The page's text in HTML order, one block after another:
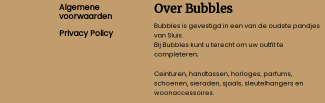
Footer
Algemene
voorwaarden
Privacy Policy
Over Bubbles
Bubbles is gevestigd in een van de oudste pandjes
van Sluis.
Bij Bubbles kunt u terecht om uw outfit te
completeren;
Ceinturen, handtassen, horloges, parfums,
schoenen, sieraden, sjaals, sleutelhangers en
woonaccessoires.